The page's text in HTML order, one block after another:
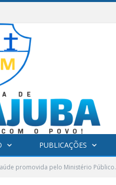
PUBLICAÇÕES
promovida pelo Ministério Público.